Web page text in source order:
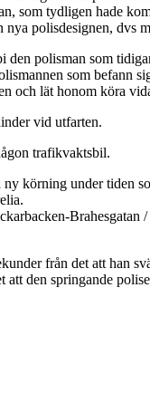
som tydligen hade
polisdesignen, dvs
den polisman som
som befann
och lät honom köra
vid utfarten.
trafikvaktsbil.
ny körning under tiden
Brahesgatan /
från det att han
att den springande